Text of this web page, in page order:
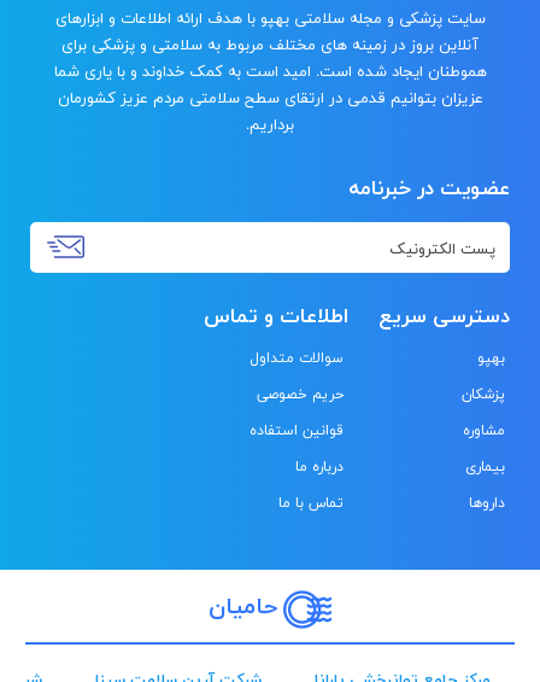
سایت پزشکی و مجله سلامتی بهپو با هدف ارائه اطلاعات و ابزارهای
آنلاین بروز در زمینه های مختلف مربوط به سلامتی و پزشکی برای
هموطنان ایجاد شده است. امید است به کمک خداوند و با یاری شما
عزیزان بتوانیم قدمی در ارتقای سطح سلامتی مردم عزیز کشورمان
برداریم.
عضویت در خبرنامه
دسترسی سریع
بهپو
پزشکان
مشاوره
بیماری
داروها
اطلاعات و تماس
سوالات متداول
حریم خصوصی
قوانین استفاده
درباره ما
تماس با ما
حامیان